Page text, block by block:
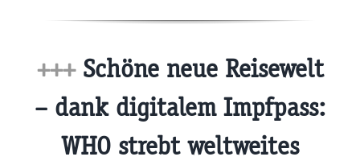
+++Schöne neue Reisewelt
– dank digitalem Impfpass:
WHO strebt weltweites